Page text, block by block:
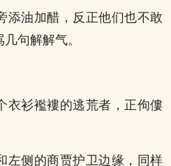
添油加醋，反正他们也不敢
句解解气。
衣衫襤褸的逃荒者，正佝僂
左侧的商贾护卫边缘，同样